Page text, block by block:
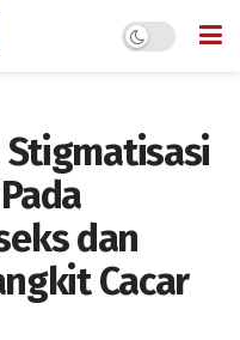
Stigmatisasi
dan
Cacar